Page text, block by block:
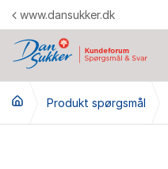
Gå til indhold
www.dansukker.dk
Produkt spørgsmål